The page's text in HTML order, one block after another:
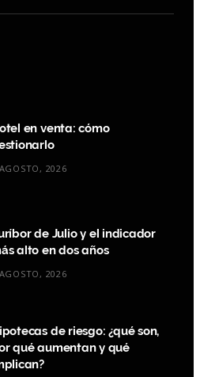
en venta: cómo
2026
de Julio y el indicador
alto en dos años
2026
de riesgo: ¿qué son,
qué aumentan y qué